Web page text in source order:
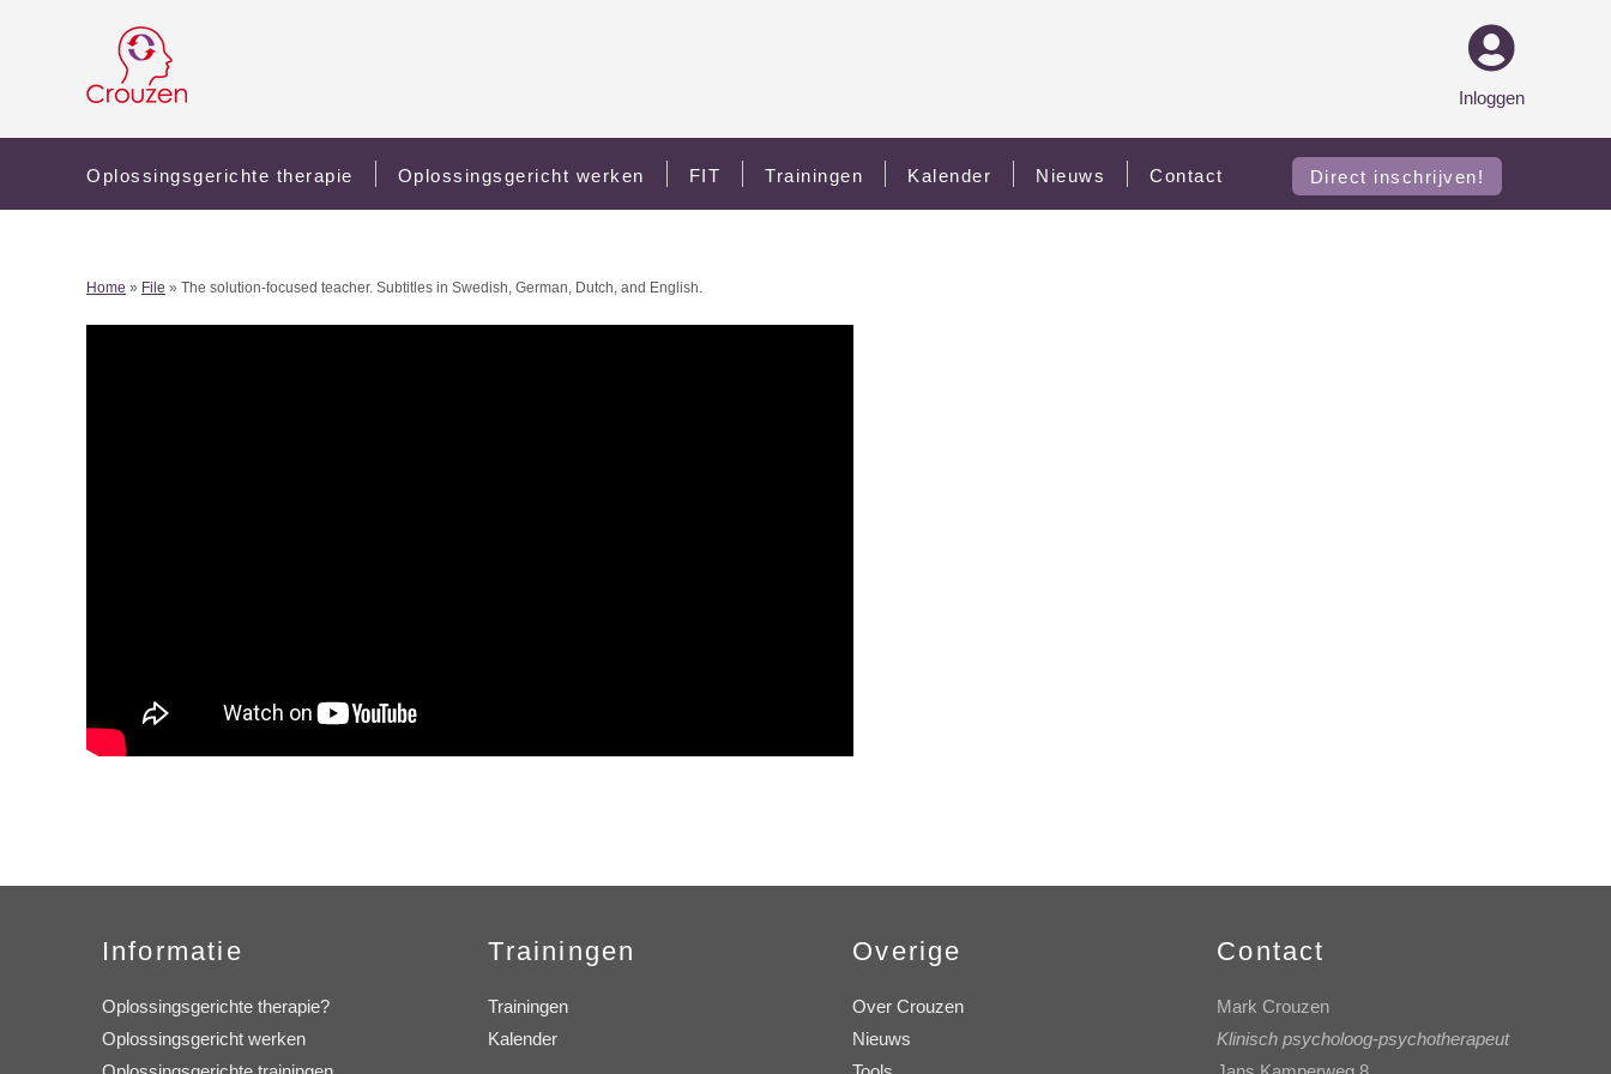
Inloggen
Oplossingsgerichte therapie Oplossingsgericht werken FIT Trainingen Kalender Nieuws Contact Direct inschrijven!
Home » File » The solution-focused teacher. Subtitles in Swedish, German, Dutch, and English.
Informatie
Oplossingsgerichte therapie?
Oplossingsgericht werken
Trainingen
Trainingen
Kalender
Overige
Over Crouzen
Nieuws
Contact
Mark Crouzen
Klinisch psycholoog-psychotherapeut